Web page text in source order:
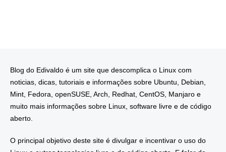
Blog do Edivaldo é um site que descomplica o Linux com
noticias, dicas, tutoriais e informações sobre Ubuntu, Debian,
Mint, Fedora, openSUSE, Arch, Redhat, CentOS, Manjaro e
muito mais informações sobre Linux, software livre e de código
aberto.
O principal objetivo deste site é divulgar e incentivar o uso do